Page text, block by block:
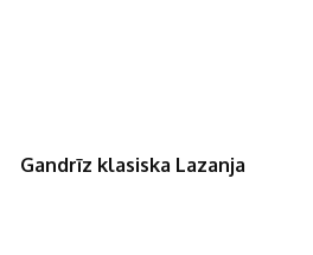
Gandrīz klasiska Lazanja